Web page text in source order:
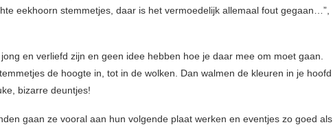
eekhoorn stemmetjes, daar is het vermoedelijk allemaal fout gegaan…”,
en verliefd zijn en geen idee hebben hoe je daar mee om moet gaan.
de hoogte in, tot in de wolken. Dan walmen de kleuren in je hoofd
bizarre deuntjes!
gaan ze vooral aan hun volgende plaat werken en eventjes zo goed als